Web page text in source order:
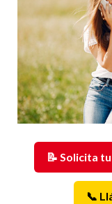
📝 Solicita
📞